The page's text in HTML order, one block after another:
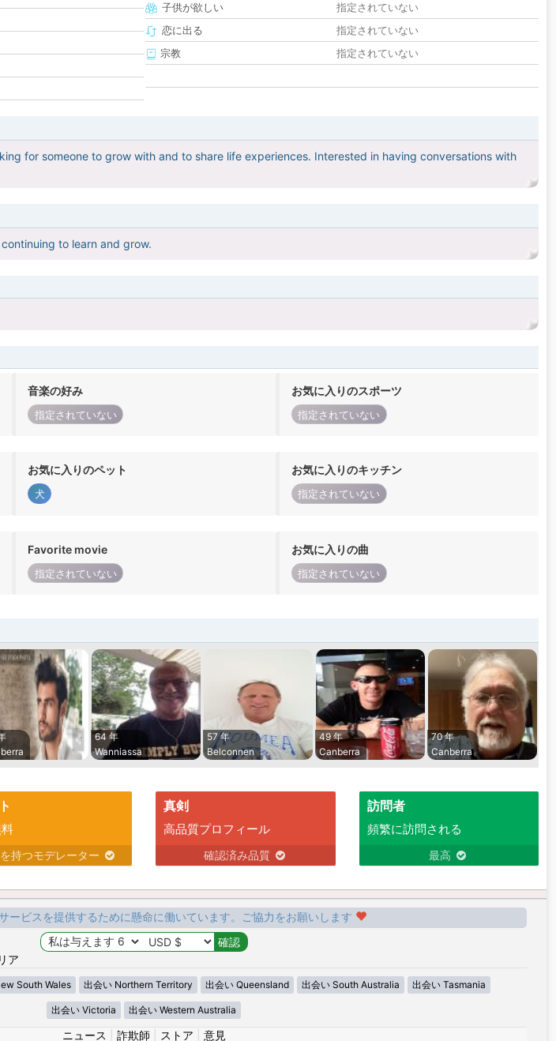
子供が欲しい
指定されていない
恋に出る
指定されていない
宗教
指定されていない
for someone to grow with and to share life experiences. Interested in having conversations with
to learn and grow.
音楽の好み
指定されていない
お気に入りのスポーツ
指定されていない
お気に入りのペット
犬
お気に入りのキッチン
指定されていない
Favorite movie
指定されていない
お気に入りの曲
指定されていない
64 年
Wanniassa
57 年
Belconnen
49 年
Canberra
70 年
Canberra
持つモデレーター
真剣
高品質プロフィール
確認済み品質
訪問者
頻繁に訪問される
最高
ービスを提供するために懸命に働いています。ご協力をお願いします
ア
South Wales 出会い Northern Territory 出会い Queensland 出会い South Australia 出会い Tasmania
出会い Victoria 出会い Western Australia
ニュース 詐欺師 ストア 意見